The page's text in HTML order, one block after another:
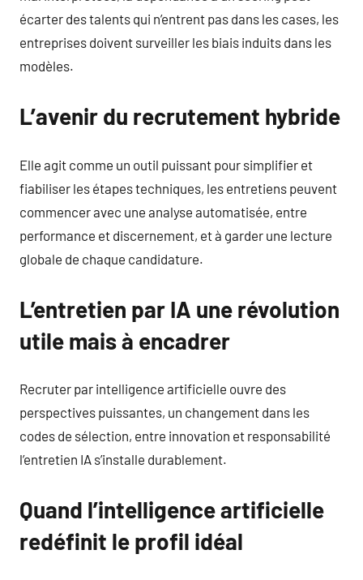
écarter des talents qui n’entrent pas dans les cases, les
entreprises doivent surveiller les biais induits dans les
modèles.
L’avenir du recrutement hybride
Elle agit comme un outil puissant pour simplifier et
fiabiliser les étapes techniques, les entretiens peuvent
commencer avec une analyse automatisée, entre
performance et discernement, et à garder une lecture
globale de chaque candidature.
L’entretien par IA une révolution
utile mais à encadrer
Recruter par intelligence artificielle ouvre des
perspectives puissantes, un changement dans les
codes de sélection, entre innovation et responsabilité
l’entretien IA s’installe durablement.
Quand l’intelligence artificielle
redéfinit le profil idéal